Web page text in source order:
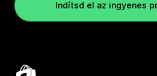
Indítsd el az ingyenes